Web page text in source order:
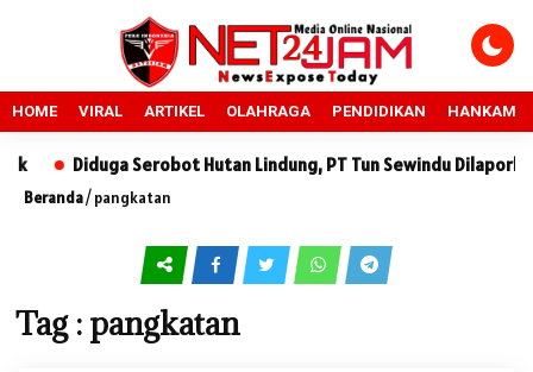
HOME VIRAL ARTIKEL OLAHRAGA PENDIDIKAN HANKAM
Diduga Serobot Hutan Lindung, PT Tun Sewindu Dilaporkan
Beranda/pangkatan
Tag : pangkatan